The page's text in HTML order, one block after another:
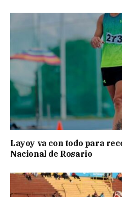
Layoy va con todo para
Nacional de Rosario